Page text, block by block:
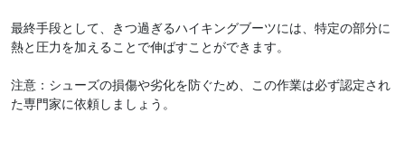
最終手段として、きつ過ぎるハイキングブーツには、特定の部分に
熱と圧力を加えることで伸ばすことができます。
注意：シューズの損傷や劣化を防ぐため、この作業は必ず認定され
た専門家に依頼しましょう。